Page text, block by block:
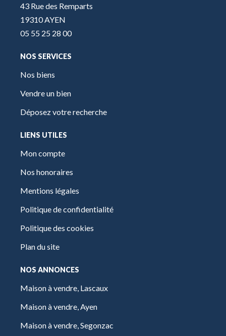
43 Rue des Remparts
19310 AYEN
05 55 25 28 00
NOS SERVICES
Nos biens
Vendre un bien
Déposez votre recherche
LIENS UTILES
Mon compte
Nos honoraires
Mentions légales
Politique de confidentialité
Politique des cookies
Plan du site
NOS ANNONCES
Maison à vendre, Lascaux
Maison à vendre, Ayen
Maison à vendre, Segonzac